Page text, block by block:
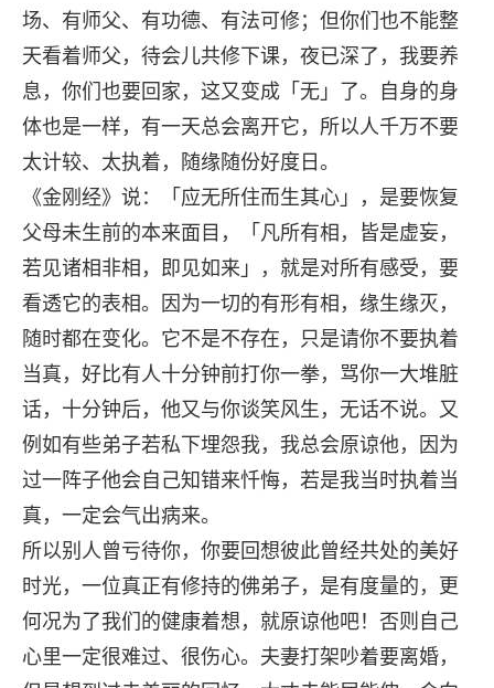
场、有师父、有功德、有法可修；但你们也不能整
天看着师父，待会儿共修下课，夜已深了，我要养
息，你们也要回家，这又变成「无」了。自身的身
体也是一样，有一天总会离开它，所以人千万不要
太计较、太执着，随缘随份好度日。
《金刚经》说：「应无所住而生其心」，是要恢复
父母未生前的本来面目，「凡所有相，皆是虚妄，
若见诸相非相，即见如来」，就是对所有感受，要
看透它的表相。因为一切的有形有相，缘生缘灭，
随时都在变化。它不是不存在，只是请你不要执着
当真，好比有人十分钟前打你一拳，骂你一大堆脏
话，十分钟后，他又与你谈笑风生，无话不说。又
例如有些弟子若私下埋怨我，我总会原谅他，因为
过一阵子他会自己知错来忏悔，若是我当时执着当
真，一定会气出病来。
所以别人曾亏待你，你要回想彼此曾经共处的美好
时光，一位真正有修持的佛弟子，是有度量的，更
何况为了我们的健康着想，就原谅他吧！否则自己
心里一定很难过、很伤心。夫妻打架吵着要离婚，